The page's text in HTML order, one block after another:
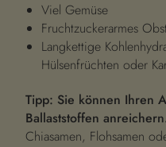
Viel Gemüse
Fruchtzuckerarmes
Langkettige
Hülsenfrüchten oder
Tipp: Sie können Ihren
Ballaststoffen
Chiasamen, Flohsamen